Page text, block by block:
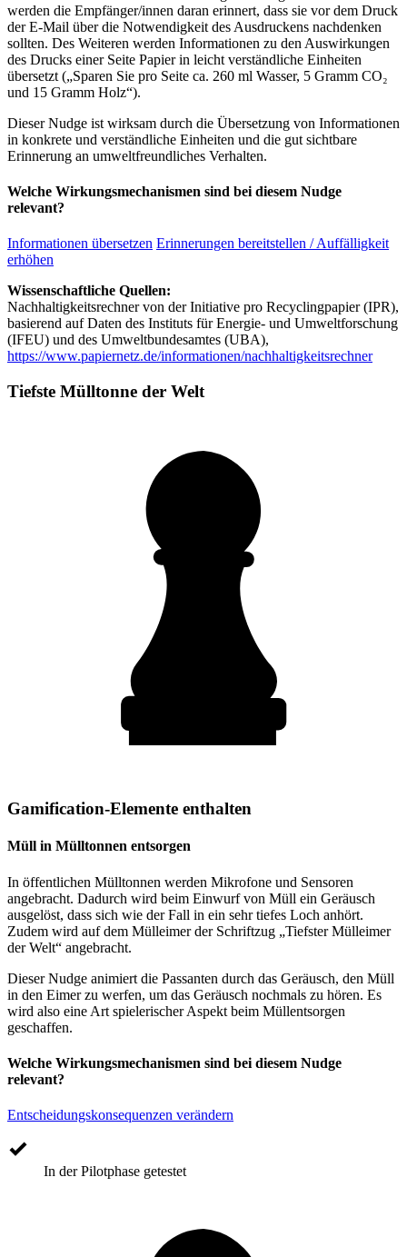
werden die Empfänger/innen daran erinnert, dass sie vor dem Druck
der E-Mail über die Notwendigkeit des Ausdruckens nachdenken
sollten. Des Weiteren werden Informationen zu den Auswirkungen
des Drucks einer Seite Papier in leicht verständliche Einheiten
übersetzt („Sparen Sie pro Seite ca. 260 ml Wasser, 5 Gramm CO₂
und 15 Gramm Holz“).
Dieser Nudge ist wirksam durch die Übersetzung von Informationen
in konkrete und verständliche Einheiten und die gut sichtbare
Erinnerung an umweltfreundliches Verhalten.
Welche Wirkungsmechanismen sind bei diesem Nudge
relevant?
Informationen übersetzen Erinnerungen bereitstellen / Auffälligkeit
erhöhen
Wissenschaftliche Quellen:
Nachhaltigkeitsrechner von der Initiative pro Recyclingpapier (IPR),
basierend auf Daten des Instituts für Energie- und Umweltforschung
(IFEU) und des Umweltbundesamtes (UBA),
https://www.papiernetz.de/informationen/nachhaltigkeitsrechner
Tiefste Mülltonne der Welt
Gamification-Elemente enthalten
Müll in Mülltonnen entsorgen
In öffentlichen Mülltonnen werden Mikrofone und Sensoren
angebracht. Dadurch wird beim Einwurf von Müll ein Geräusch
ausgelöst, dass sich wie der Fall in ein sehr tiefes Loch anhört.
Zudem wird auf dem Mülleimer der Schriftzug „Tiefster Mülleimer
der Welt“ angebracht.
Dieser Nudge animiert die Passanten durch das Geräusch, den Müll
in den Eimer zu werfen, um das Geräusch nochmals zu hören. Es
wird also eine Art spielerischer Aspekt beim Müllentsorgen
geschaffen.
Welche Wirkungsmechanismen sind bei diesem Nudge
relevant?
Entscheidungskonsequenzen verändern
In der Pilotphase getestet